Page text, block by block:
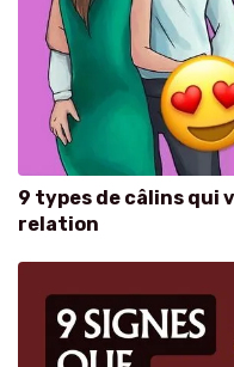
9 types de câlins qui
relation